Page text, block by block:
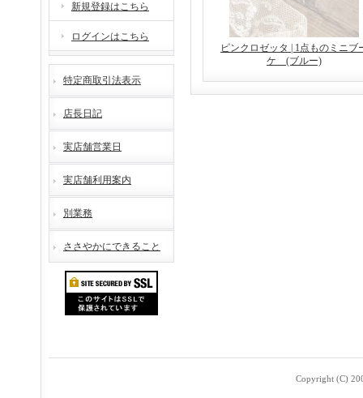
新規登録はこちら
ログインはこちら
特定商取引法表示
店長日記
実店舗営業日
実店舗利用案内
別業務
ささやかにできること
ピンクロゼッタ | 1点ものミニブ
ケ (ブルー)
Copyright (C)